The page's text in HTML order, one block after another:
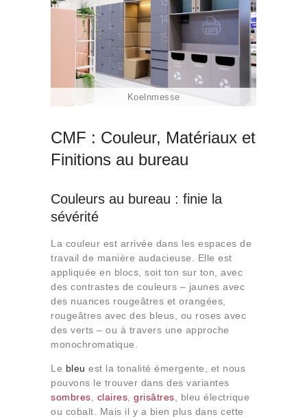
Koelnmesse
CMF : Couleur, Matériaux et
Finitions au bureau
Couleurs au bureau : finie la
sévérité
La couleur est arrivée dans les espaces de
travail de manière audacieuse. Elle est
appliquée en blocs, soit ton sur ton, avec
des contrastes de couleurs – jaunes avec
des nuances rougeâtres et orangées,
rougeâtres avec des bleus, ou roses avec
des verts – ou à travers une approche
monochromatique.
Le bleu est la tonalité émergente, et nous
pouvons le trouver dans des variantes
sombres
claires grisâtres , bleu électrique
ou cobalt. Mais il y a bien plus dans cette